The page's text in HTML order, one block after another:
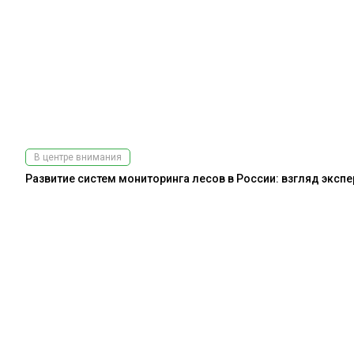
В центре внимания
Развитие систем мониторинга лесов в России: взгляд